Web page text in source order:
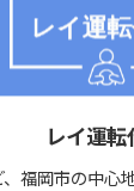
レイ運転
福岡市の中心